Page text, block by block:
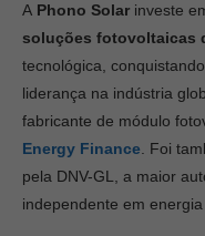
A Phono Solar investe
soluções fotovoltaicas
tecnológica,
liderança na indústria
fabricante de módulo
Energy Finance. Foi
pela DNV-GL, a maior
independente em